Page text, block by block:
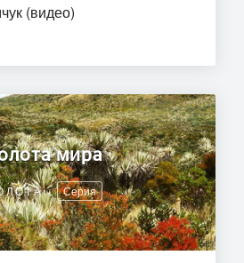
(видео)
мира
Серия